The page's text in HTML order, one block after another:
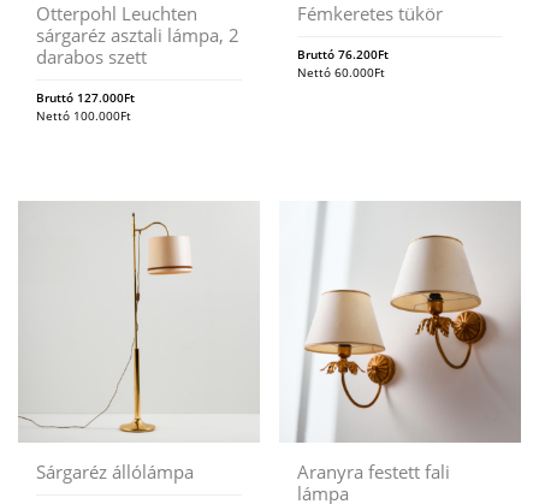
Otterpohl Leuchten
sárgaréz asztali lámpa, 2
darabos szett
Bruttó 127.000Ft
Nettó 100.000Ft
Fémkeretes tükör
Bruttó76.200Ft
Nettó60.000Ft
Sárgaréz állólámpa
Aranyra festett fali
lámpa